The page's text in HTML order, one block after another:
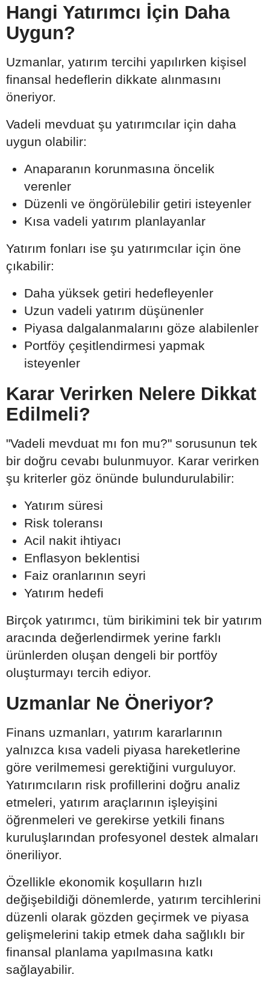
Hangi Yatırımcı İçin Daha
Uygun?
Uzmanlar, yatırım tercihi yapılırken kişisel
finansal hedeflerin dikkate alınmasını
öneriyor.
Vadeli mevduat şu yatırımcılar için daha
uygun olabilir:
Anaparanın korunmasına öncelik
verenler
Düzenli ve öngörülebilir getiri isteyenler
Kısa vadeli yatırım planlayanlar
Yatırım fonları ise şu yatırımcılar için öne
çıkabilir:
Daha yüksek getiri hedefleyenler
Uzun vadeli yatırım düşünenler
Piyasa dalgalanmalarını göze alabilenler
Portföy çeşitlendirmesi yapmak
isteyenler
Karar Verirken Nelere Dikkat
Edilmeli?
"Vadeli mevduat mı fon mu?" sorusunun tek
bir doğru cevabı bulunmuyor. Karar verirken
şu kriterler göz önünde bulundurulabilir:
Yatırım süresi
Risk toleransı
Acil nakit ihtiyacı
Enflasyon beklentisi
Faiz oranlarının seyri
Yatırım hedefi
Birçok yatırımcı, tüm birikimini tek bir yatırım
aracında değerlendirmek yerine farklı
ürünlerden oluşan dengeli bir portföy
oluşturmayı tercih ediyor.
Uzmanlar Ne Öneriyor?
Finans uzmanları, yatırım kararlarının
yalnızca kısa vadeli piyasa hareketlerine
göre verilmemesi gerektiğini vurguluyor.
Yatırımcıların risk profillerini doğru analiz
etmeleri, yatırım araçlarının işleyişini
öğrenmeleri ve gerekirse yetkili finans
kuruluşlarından profesyonel destek almaları
öneriliyor.
Özellikle ekonomik koşulların hızlı
değişebildiği dönemlerde, yatırım tercihlerini
düzenli olarak gözden geçirmek ve piyasa
gelişmelerini takip etmek daha sağlıklı bir
finansal planlama yapılmasına katkı
sağlayabilir.